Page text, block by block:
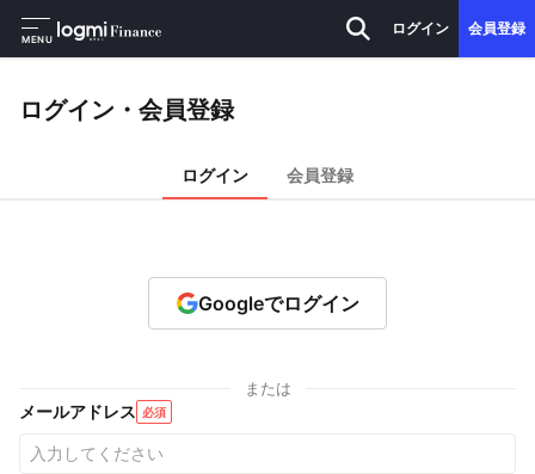
MENU
ログイン 会員登録
ログイン・会員登録
ログイン 会員登録
Googleでログイン
または
メールアドレス 必須